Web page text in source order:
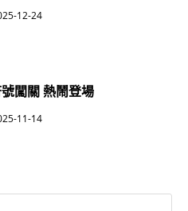
12-24
闖關 熱鬧登場
11-14